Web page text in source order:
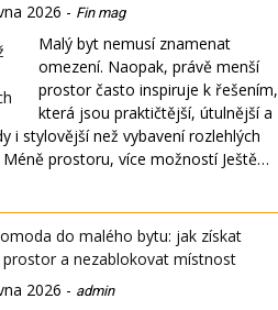
2026 - Fin mag
Malý byt nemusí znamenat
omezení. Naopak, právě menší
prostor často inspiruje k řešením,
která jsou praktičtější, útulnější a
i stylovější než vybavení rozlehlých
prostoru, více možností Ještě…
do malého bytu: jak získat
prostor a nezablokovat místnost
2026 - admin